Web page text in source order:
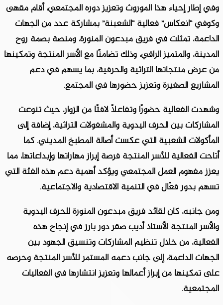
وفي إطار إحياء هذا الموروث وتعزيز دوره المجتمعي، أقام مقهى
وكوفي “انعكاس” فعالية “الشعبنة” بمشاركة عدد من الجهات
الداعمة، تمثلت في فريق مبدعون المنورة، ومنصة بصمة روح
المدينة، والمتميز الراقي، وذلك تضامنًا مع الأسر المنتجة وتمكينها
من عرض منتجاتها التراثية والحرفية، بما يسهم في دعم
المشاريع الصغيرة وتعزيز حضورها في المجتمع.
وشهدت الفعالية حضورًا وتفاعلًا لافتًا من الزوار، حيث تنوعت
المشاركات بين الحرف اليدوية والمشغولات التراثية، إضافة إلى
المأكولات الشعبية التي عكست أصالة المطبخ المديني. كما
أتاحت الفعالية للأسر المنتجة فرصة إبراز مهاراتها وإبداعاتها، مما
يعزز مفهوم العمل المجتمعي ويؤكد أهمية دعم هذه الفئة التي
تسهم بدور فعّال في التنمية الاقتصادية والاجتماعية.
ومن جانبه، كان لقائد فريق مبدعون المنورة للحرف اليدوية
والأسر المنتجة الأستاذ أديب صقر دور بارز في إنجاح هذه
الفعالية، من خلال تنظيم المشاركات وتنسيق الجهود بين
الجهات الداعمة، إلى جانب دعمه المستمر للأسر المنتجة وحرصه
على تمكينها من إبراز أعمالها وتعزيز انتشارها في الفعاليات
المجتمعية.